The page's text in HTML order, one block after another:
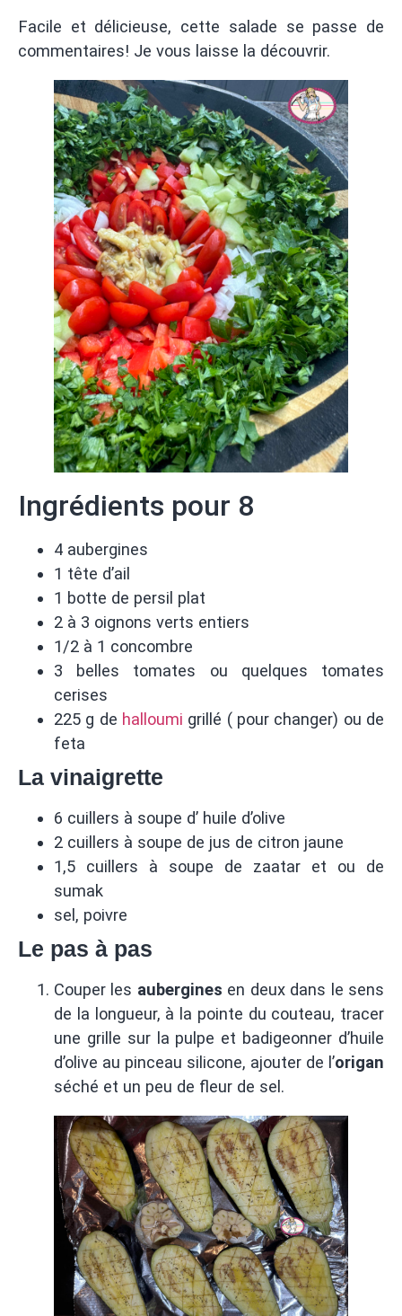
Facile et délicieuse, cette salade se passe de
commentaires! Je vous laisse la découvrir.
Ingrédients pour 8
4 aubergines
1 tête d’ail
1 botte de persil plat
2 à 3 oignons verts entiers
1/2 à 1 concombre
3 belles tomates ou quelques tomates
cerises
225 g de halloumi grillé ( pour changer) ou de
feta
La vinaigrette
6 cuillers à soupe d’ huile d’olive
2 cuillers à soupe de jus de citron jaune
1,5 cuillers à soupe de zaatar et ou de
sumak
sel, poivre
Le pas à pas
Couper les aubergines en deux dans le sens
de la longueur, à la pointe du couteau, tracer
une grille sur la pulpe et badigeonner d’huile
d’olive au pinceau silicone, ajouter de l’origan
séché et un peu de fleur de sel.